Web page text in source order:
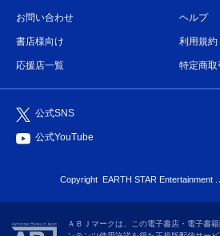
お問い合わせ
書店様向け
応援店一覧
ヘルプ
利用規約
特定商取
公式SNS
公式YouTube
Copyright EARTH STAR Entertainment
ＡＢＪマークは、この電子書店・電子書